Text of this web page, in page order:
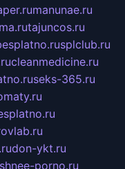
manunae.ru
tajuncos.ru
splclub.ru
cleanmedicine.ru
seks-365.ru
don-ykt.ru
porno.ru